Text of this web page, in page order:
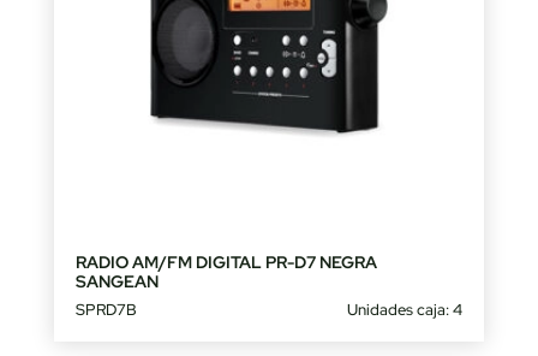
RADIO AM/FM DIGITAL PR-D7 NEGRA
SANGEAN
SPRD7B Unidades caja: 4